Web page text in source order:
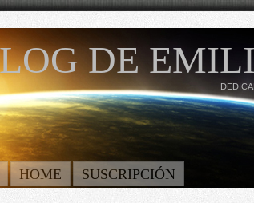
DE
HOME SUSCRIPCIÓN